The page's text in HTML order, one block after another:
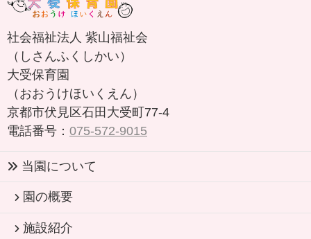
社会福祉法人 紫山福祉会
（しさんふくしかい）
大受保育園
（おおうけほいくえん）
京都市伏見区石田大受町77-4
電話番号： 075-572-9015
当園について
園の概要
施設紹介